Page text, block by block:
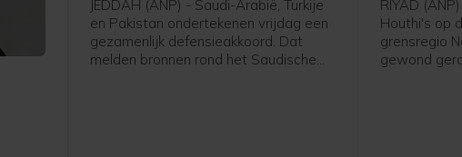
JEDDAH (ANP) - Saudi-Arabië, Turkije
en Pakistan ondertekenen vrijdag een
gezamenlijk defensieakkoord. Dat
melden bronnen rond het Saudische
RIYAD
Houthi's op
grensregio
gewond